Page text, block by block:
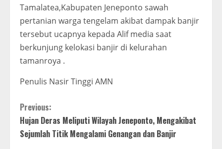
Tamalatea,Kabupaten Jeneponto sawah
pertanian warga tengelam akibat dampak banjir
tersebut ucapnya kepada Alif media saat
berkunjung kelokasi banjir di kelurahan
tamanroya .
Penulis Nasir Tinggi AMN
C
o
Previous:
Hujan Deras Meliputi Wilayah Jeneponto, Mengakibat
Sejumlah Titik Mengalami Genangan dan Banjir